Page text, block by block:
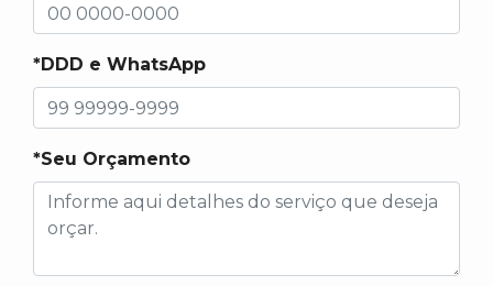
*DDD e WhatsApp
*Seu Orçamento